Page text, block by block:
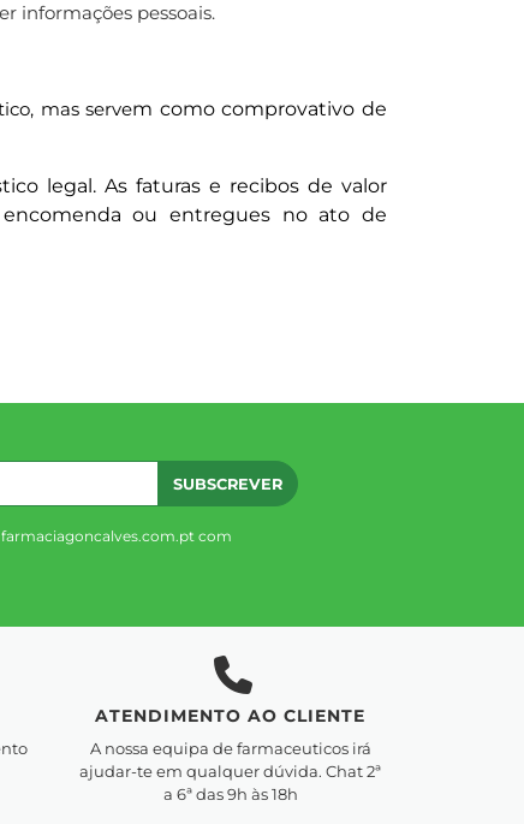
informações pessoais.
mas servem como comprovativo de
legal. As faturas e recibos de valor
ou entregues no ato de
SUBSCREVER
com
ATENDIMENTO AO CLIENTE
A nossa equipa de farmaceuticos irá
ajudar-te em qualquer dúvida. Chat 2ª
a 6ª das 9h às 18h